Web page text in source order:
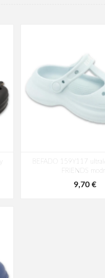
BEFADO 159Y117
FRIENDS
9,70 €